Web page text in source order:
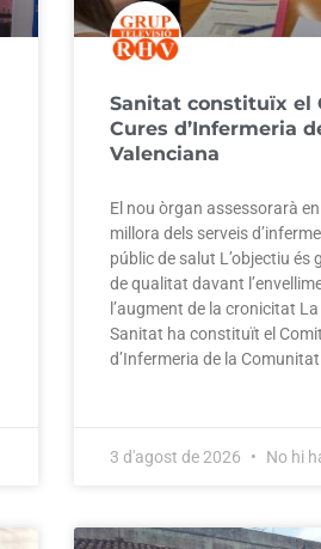
Sanitat constituïx el
Cures d’Infermeria
Valenciana
El nou òrgan assessorarà
millora dels serveis
públic de salut L’objectiu és
de qualitat davant
l’augment de la cronicitat
Sanitat ha constituït el
d’Infermeria de la
3 d'agost de 2026 No hi